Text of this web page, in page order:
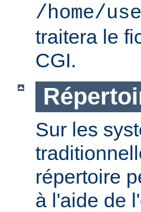
/home/
traitera le
CGI.
Sur les
répertoire
à l'aide de